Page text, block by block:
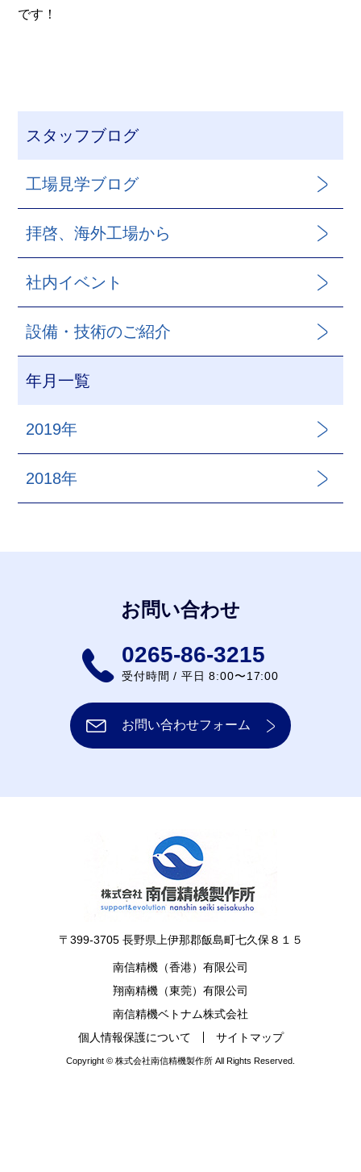
です！
スタッフブログ
工場見学ブログ
拝啓、海外工場から
社内イベント
設備・技術のご紹介
年月一覧
2019年
2018年
お問い合わせ
0265-86-3215
受付時間 / 平日 8:00〜17:00
お問い合わせフォーム
〒399-3705 長野県上伊那郡飯島町七久保８１５
南信精機（香港）有限公司
翔南精機（東莞）有限公司
南信精機ベトナム株式会社
個人情報保護について
サイトマップ
Copyright © 株式会社南信精機製作所 All Rights Reserved.